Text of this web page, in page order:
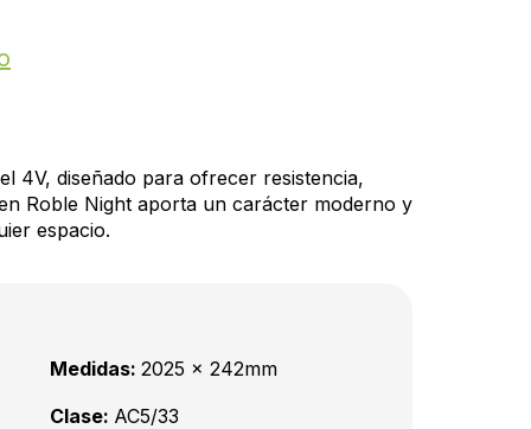
4V, diseñado para ofrecer resistencia,
Roble Night aporta un carácter moderno y
espacio.
Medidas: 2025 x 242mm
Clase: AC5/33